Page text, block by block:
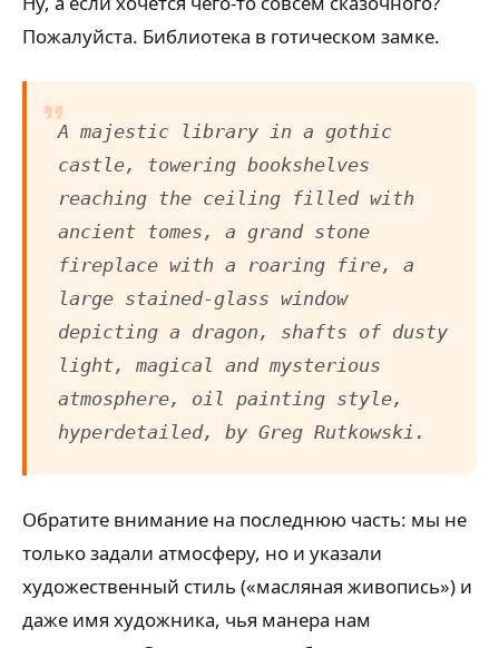
Пожалуйста. Библиотека в готическом замке.
A majestic library in a gothic
castle, towering bookshelves
reaching the ceiling filled with
ancient tomes, a grand stone
fireplace with a roaring fire, a
large stained-glass window
depicting a dragon, shafts of dusty
light, magical and mysterious
atmosphere, oil painting style,
hyperdetailed, by Greg Rutkowski.
Обратите внимание на последнюю часть: мы не
только задали атмосферу, но и указали
художественный стиль («масляная живопись») и
даже имя художника, чья манера нам